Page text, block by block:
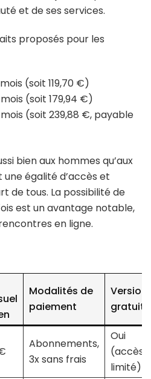
et de ses services.
proposés pour les
(soit 119,70 €)
(soit 179,94 €)
mois (soit 239,88 €, payable
bien aux hommes qu’aux
égalité d’accès et
de tous. La possibilité de
est un avantage notable,
en ligne.
Modalités de
paiement
Version
gratuite
Abonnements,
3x sans frais
Oui
(accès
limité)